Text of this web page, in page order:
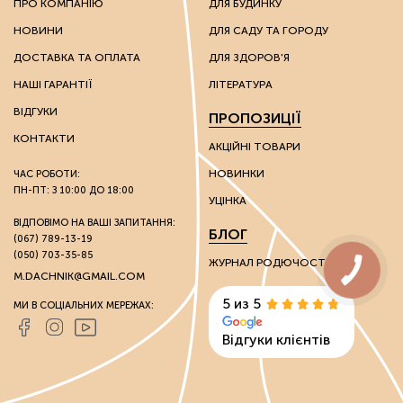
Ці речовини мають каталітичні та іонообмінні
властивості, завдяки яким можна впливати на хімічні
Грунтополіпшувачі використовують без обмежень на
вид культури: вони однаково гарні як для плодоносних
культур, так і для пальм та інших екзотів.
Стимулятори росту
Розвиток культур багато в чому залежить від зовнішніх
факторів. Через несприятливі погодні умови на ранніх
стадіях розвитку молоді рослини розвиваються
недостатньо активно, виростають слабкими та
Стимулятори росту сприяють активації вегетативних
процесів. Препарати допомагають адаптуватися
культурам, які не дуже приживаються в холодному
кліматі. Використання цих засобів для винограду та
цитрусових дозволяє прискорити отримання першого
ПРО КОМПАНІЮ
НОВИНИ
ДОСТАВКА ТА ОПЛАТА
НАШІ ГАРАНТІЇ
ВІДГУКИ
КОНТАКТИ
ЧАС РОБОТИ:
ПН-ПТ: З 10:00 ДО 18:00
ВІДПОВІМО НА ВАШІ ЗАПИТАННЯ:
(067) 789-13-19
(050) 703-35-85
M.DACHNIK@GMAIL.COM
МИ В СОЦІАЛЬНИХ МЕРЕЖАХ:
ДЛЯ БУДИНКУ
ДЛЯ САДУ ТА ГОРОДУ
ДЛЯ ЗДОРОВ'Я
ЛІТЕРАТУРА
ПРОПОЗИЦІЇ
АКЦІЙНІ ТОВАРИ
НОВИНКИ
УЦІНКА
БЛОГ
ЖУРНАЛ РОДЮЧОСТІ
5 из 5
Відгуки клієнтів